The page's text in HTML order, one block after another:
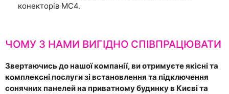
конекторів МС4.
ЧОМУ З НАМИ ВИГІДНО СПІВПРАЦЮВАТИ
Звертаючись до нашої компанії, ви отримуєте якісні та
комплексні послуги зі встановлення та підключення
сонячних панелей на приватному будинку в Києві та